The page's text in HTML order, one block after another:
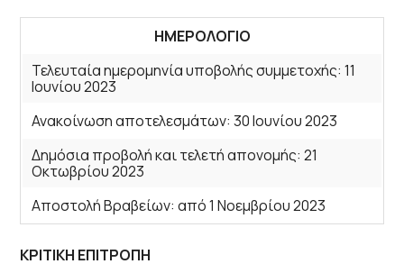
ΗΜΕΡΟΛΟΓΙΟ
Τελευταία ημερομηνία υποβολής συμμετοχής: 11
Ιουνίου 2023
Ανακοίνωση αποτελεσμάτων: 30 Ιουνίου 2023
Δημόσια προβολή και τελετή απονομής: 21
Οκτωβρίου 2023
Αποστολή Βραβείων: από 1 Νοεμβρίου 2023
ΚΡΙΤΙΚΗ ΕΠΙΤΡΟΠΗ